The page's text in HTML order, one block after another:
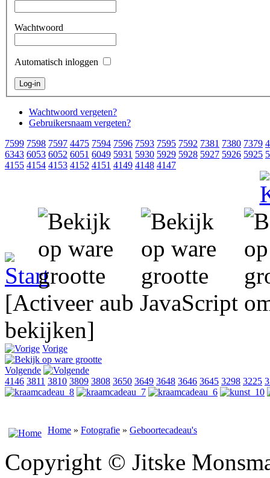
Wachtwoord
Automatisch inloggen
Wachtwoord vergeten?
Gebruikersnaam vergeten?
7599 7598 7597 4475 7594 7596 7593 7595 7592 7381 7380 7379
6343 6053 6052 6051 6049 5931 5930 5929 5928 5927 5926 5925
4155 4154 4153 4152 4151 4149 4148 4147
[Activeer aub JavaScript
bekijken]
Vorige
Volgende
4146 3811 3810 3809 3808 3650 3649 3648 3646 3645 3298 3225
Home » Fotografie » Geboortecadeau's
Copyright © Jitske